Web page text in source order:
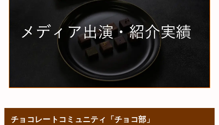
チョコレートコミュニティ「チョコ部」